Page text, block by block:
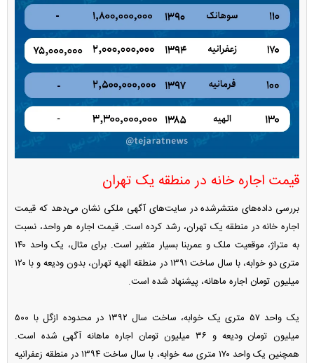
قیمت اجاره خانه در منطقه یک تهران
بررسی داده‌های منتشرشده در سایت‌های آگهی ملکی نشان می‌دهد که قیمت
اجاره خانه در منطقه یک تهران، رشد کرده است. قیمت اجاره هر واحد، نسبت
به متراژ، موقعیت ملک و عمربنا بسیار متغیر است. برای مثال، یک واحد ۱۴۰
متری دو خوابه، با سال ساخت ۱۳۹۱ در منطقه الهیه تهران، بدون ودیعه و با ۱۲۰
میلیون تومان اجاره ماهانه، پیشنهاد شده است.
یک واحد ۵۷ متری یک خوابه، ساخت سال ۱۳۹۲ در محدوده ازگل با ۵۰۰
میلیون تومان ودیعه و ۳۶ میلیون تومان اجاره ماهانه آگهی شده است.
همچنین یک واحد ۱۷۰ متری سه خوابه، با سال ساخت ۱۳۹۴ در منطقه زعفرانیه